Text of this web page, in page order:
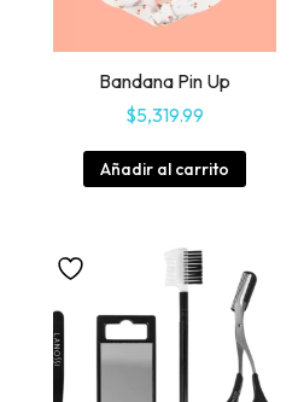
Bandana Pin Up
$5,319.99
Añadir al carrito